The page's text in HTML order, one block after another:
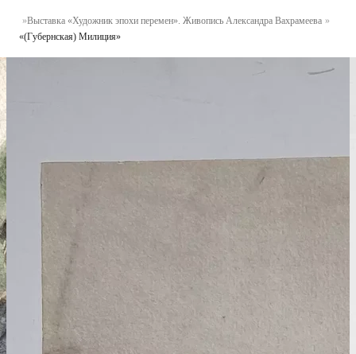
Выставка «Художник эпохи перемен». Живопись Александра Вахрамеева
«(Губернская) Милиция»